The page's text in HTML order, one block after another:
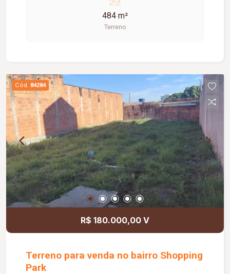
Região consolidada, com fácil acesso a
comércios, serviços, escolas e demais
conveniências; Excelente potencial de
484 m²
Terreno
Cód. 84284
R$ 180.000,00 V
Terreno para venda no bairro Shopping
Park